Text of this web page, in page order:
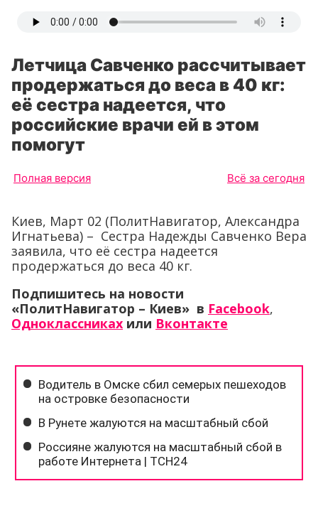
Летчица Савченко рассчитывает
продержаться до веса в 40 кг:
её сестра надеется, что
российские врачи ей в этом
помогут
Полная версия Всё за сегодня
Киев, Март 02 (ПолитНавигатор, Александра
Игнатьева) – Сестра Надежды Савченко Вера
заявила, что её сестра надеется
продержаться до веса 40 кг.
Подпишитесь на новости
«ПолитНавигатор – Киев» в Facebook,
Одноклассниках или Вконтакте